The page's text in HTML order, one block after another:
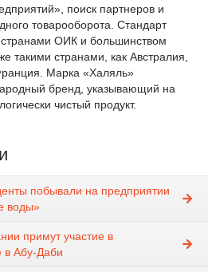
поиск партнеров и
товарооборота. Стандарт
ОИК и большинством
такими странами, как Австралия,
Марка «Халяль»
бренд, указывающий на
чистый продукт.
побывали на предприятии
воды»
примут участие в
в Абу-Даби